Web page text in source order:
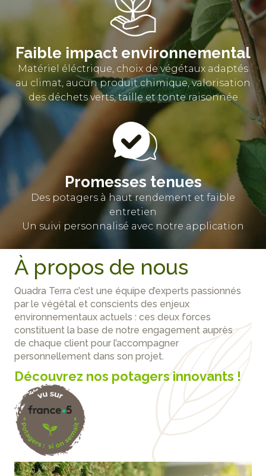
Faible impact environnemental
Matériel éléctrique, choix de végétaux adaptés
au climat, aucun produit chimique, valorisation
des déchets verts, taille et tonte raisonnée
Promesses tenues
Des potagers à haut rendement et faible
entretien
Un suivi personnalisé avec notre application
À propos de nous
Quadra Terra c’est une équipe d’experts passionnés
par le végétal et conscients des enjeux
environnementaux actuels : ces deux forces
constituent la base de notre engagement auprès
de chaque client pour l’accompagner
personnellement dans son projet.
Découvrez nos potagers innovants !